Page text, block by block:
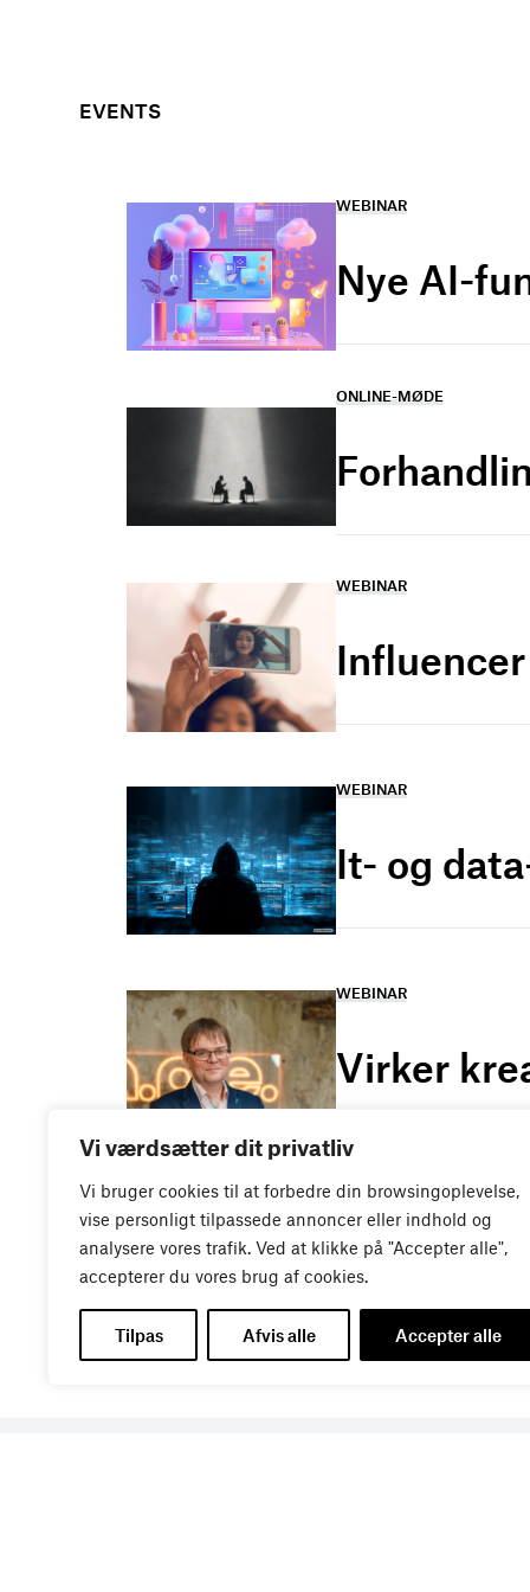
Vi værdsætter dit privatliv
Vi bruger cookies til at forbedre din browsingoplevelse,
vise personligt tilpassede annoncer eller indhold og
analysere vores trafik. Ved at klikke på "Accepter alle",
accepterer du vores brug af cookies.
Tilpas Afvis alle Accepter alle
EVENTS
WEBINAR
Nye AI-
ONLINE-MØDE
WEBINAR
WEBINAR
It- og
WEBINAR
Virker